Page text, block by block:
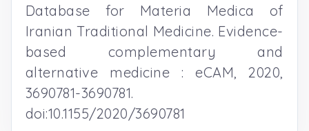
Database for Materia Medica of
Iranian Traditional Medicine. Evidence-
based complementary and
alternative medicine : eCAM, 2020,
3690781-3690781.
doi:10.1155/2020/3690781